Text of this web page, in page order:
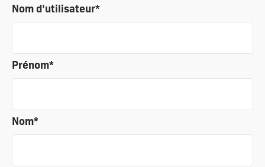
Nom d’utilisateur*
Prénom*
Nom*